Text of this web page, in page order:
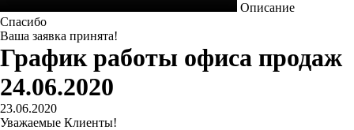
Описание
Спасибо
Ваша заявка принята!
График работы офиса продаж
24.06.2020
23.06.2020
Уважаемые Клиенты!